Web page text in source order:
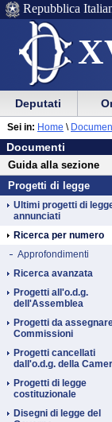
Menu
di
ausilio
alla
navigazione
Vai
Menu
di
navigazione
principale
Repubblica
Menu
di
navigazione
principale
Vai
menu
di
sezione
Deputati
Documenti
Vai
al
contenuto
Documenti
Guida alla sezione
Progetti di legge
Ultimi progetti di
annunciati
Ricerca per numero
Approfondimenti
Ricerca avanzata
Progetti all'o.d.g.
dell'Assemblea
Progetti da
Commissioni
Progetti cancellati
dall'o.d.g. della
Progetti di legge
costituzionale
Disegni di legge del
Sei in: Home \